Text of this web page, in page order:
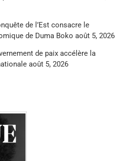
de l’Est consacre le
de Duma Boko août 5, 2026
de paix accélère la
août 5, 2026